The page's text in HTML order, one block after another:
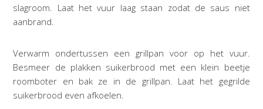
slagroom. Laat het vuur laag staan zodat de saus niet
aanbrand.
Verwarm ondertussen een grillpan voor op het vuur.
Besmeer de plakken suikerbrood met een klein beetje
roomboter en bak ze in de grillpan. Laat het gegrilde
suikerbrood even afkoelen.